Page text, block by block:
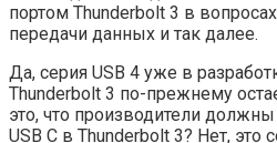
портом Thunderbolt 3 в
передачи данных и так далее.
Да, серия USB 4 уже в
Thunderbolt 3 по-прежнему
это, что производители
USB C в Thunderbolt 3? Нет, это